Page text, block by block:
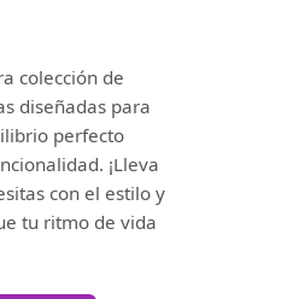
colección de
diseñadas para
perfecto
¡Lleva
con el estilo y
tu ritmo de vida